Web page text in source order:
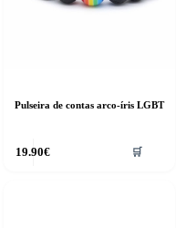
Pulseira de contas arco-íris LGBT
19.90€ 🛒